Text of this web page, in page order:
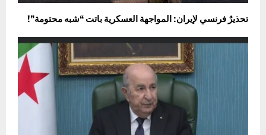
تحذيرٌ فرنسي لإيران: المواجهة العسكرية باتت “شبه محتومة”!